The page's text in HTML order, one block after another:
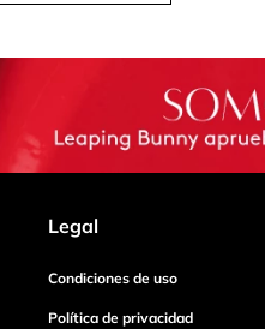
Legal
Condiciones de uso
Política de privacidad